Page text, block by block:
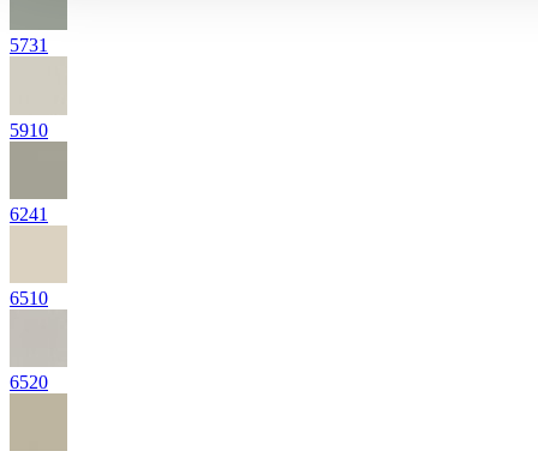
5731
5910
6241
6510
6520